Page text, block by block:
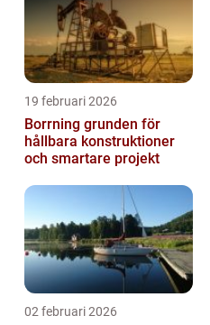
19 februari 2026
Borrning grunden för
hållbara konstruktioner
och smartare projekt
02 februari 2026